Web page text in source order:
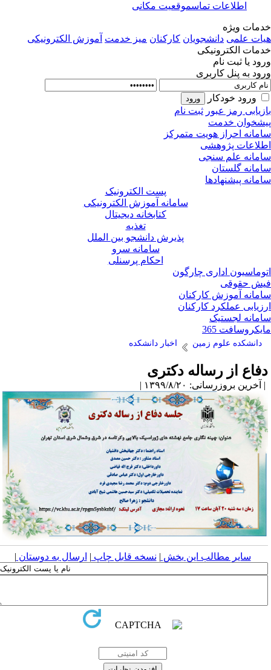
اطلاعات تماسموقعیت مکانی
ویژه
علمی دانشجویان کارکنان میز خدمت آموزش الکترونیکی
الکترونیکی
یا ثبت نام
به پنل کاربری
ورود خودکار
رمز عبور ثبت نام
خدمت
احراز هویت متمرکز
پژوهشی
علم سنجی
گلستان
پیشنهادها
پست الکترونیک
سامانه آموزش الکترونیکی
کتابخانه دیجیتال
تغذیه
پذیرش دانشجو بین الملل
سامانه سرو
احکام پرسنلی
اداری چارگون
حقوقی
آموزش کارکنان
عملکرد کارکنان
لجستیک
365
دانشکده علوم زمین اخبار دانشکده
از رساله دکتری
بروزرسانی: ۱۳۹۹/۸/۲۰ |
سایر مطالب این بخش | نسخه قابل چاپ| ارسال به دوستان|